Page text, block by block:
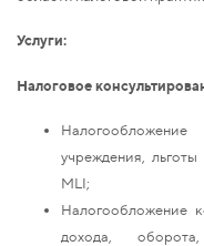
Услуги:
Налоговое
учреждения,
MLI;
Налогообложение
дохода,